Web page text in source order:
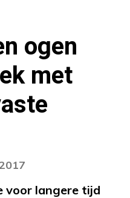
ogen
met
voor langere tijd